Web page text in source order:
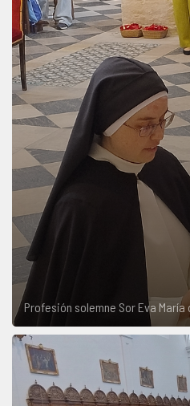
Profesión solemne Sor Eva María